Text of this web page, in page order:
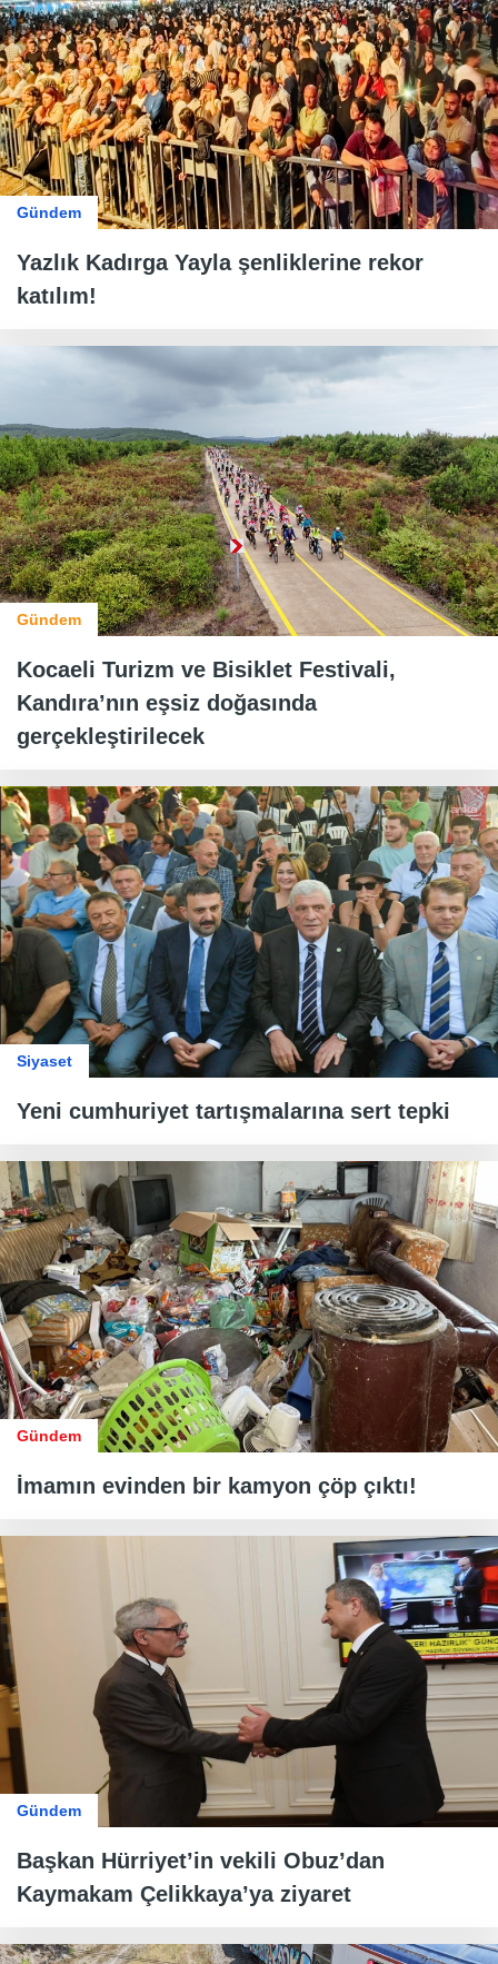
Gündem
Yazlık Kadırga Yayla şenliklerine rekor
katılım!
Gündem
Kocaeli Turizm ve Bisiklet Festivali,
Kandıra’nın eşsiz doğasında
gerçekleştirilecek
Siyaset
Yeni cumhuriyet tartışmalarına sert tepki
Gündem
İmamın evinden bir kamyon çöp çıktı!
Gündem
Başkan Hürriyet’in vekili Obuz’dan
Kaymakam Çelikkaya’ya ziyaret